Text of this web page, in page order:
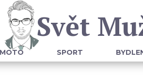
Svět
SPORT